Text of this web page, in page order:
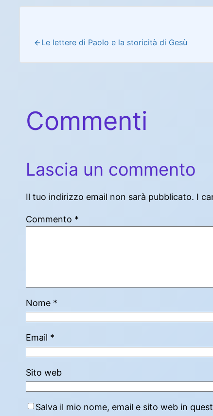
Le lettere di Paolo e la storicità di Gesù
Commenti
Lascia un commento
Il tuo indirizzo email non sarà pubblicato. I
Commento *
Nome *
Email *
Sito web
Salva il mio nome, email e sito web in